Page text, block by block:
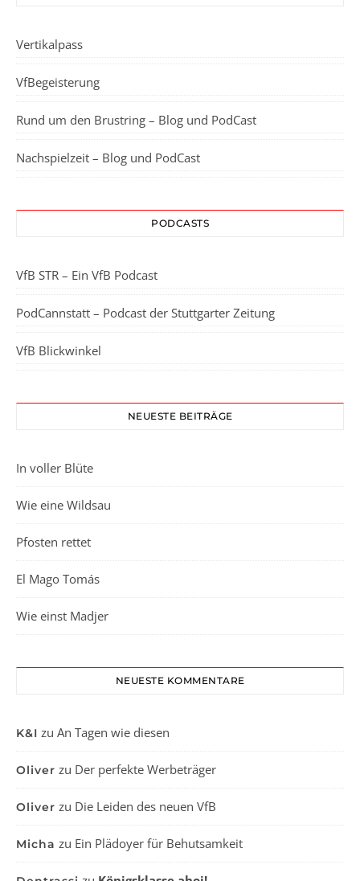
Vertikalpass
VfBegeisterung
Rund um den Brustring – Blog und PodCast
Nachspielzeit – Blog und PodCast
PODCASTS
VfB STR – Ein VfB Podcast
PodCannstatt – Podcast der Stuttgarter Zeitung
VfB Blickwinkel
NEUESTE BEITRÄGE
In voller Blüte
Wie eine Wildsau
Pfosten rettet
El Mago Tomás
Wie einst Madjer
NEUESTE KOMMENTARE
K&I zu An Tagen wie diesen
Oliver zu Der perfekte Werbeträger
Oliver zu Die Leiden des neuen VfB
Micha zu Ein Plädoyer für Behutsamkeit